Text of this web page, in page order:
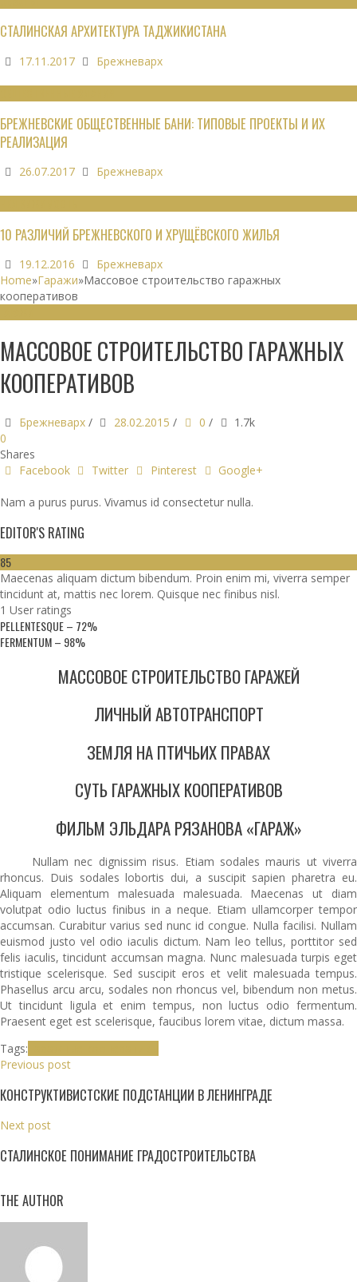
СТАЛИНСКАЯ АРХИТЕКТУРА ТАДЖИКИСТАНА
17.11.2017 Брежневарх
БРЕЖНЕВСКИЕ ОБЩЕСТВЕННЫЕ БАНИ: ТИПОВЫЕ ПРОЕКТЫ И ИХ
РЕАЛИЗАЦИЯ
26.07.2017 Брежневарх
10 РАЗЛИЧИЙ БРЕЖНЕВСКОГО И ХРУЩЁВСКОГО ЖИЛЬЯ
19.12.2016
Брежневарх
Home»Гаражи»Массовое строительство гаражных
кооперативов
МАССОВОЕ СТРОИТЕЛЬСТВО ГАРАЖНЫХ
КООПЕРАТИВОВ
Брежневарх / 28.02.2015 / 0 /
1.7k
0
Shares
Facebook
Twitter Pinterest Google+
Nam a purus purus. Vivamus id consectetur nulla.
EDITOR'S RATING
85
Maecenas aliquam dictum bibendum. Proin enim mi, viverra semper
tincidunt at, mattis nec lorem. Quisque nec finibus nisl.
1 User ratings
PELLENTESQUE– 72%
FERMENTUM– 98%
МАССОВОЕ СТРОИТЕЛЬСТВО ГАРАЖЕЙ
ЛИЧНЫЙ АВТОТРАНСПОРТ
ЗЕМЛЯ НА ПТИЧЬИХ ПРАВАХ
СУТЬ ГАРАЖНЫХ КООПЕРАТИВОВ
ФИЛЬМ ЭЛЬДАРА РЯЗАНОВА «ГАРАЖ»
Nullam nec dignissim risus. Etiam sodales mauris ut viverra
rhoncus. Duis sodales lobortis dui, a suscipit sapien pharetra eu.
Aliquam elementum malesuada malesuada. Maecenas ut diam
volutpat odio luctus finibus in a neque. Etiam ullamcorper tempor
accumsan. Curabitur varius sed nunc id congue. Nulla facilisi. Nullam
euismod justo vel odio iaculis dictum. Nam leo tellus, porttitor sed
felis iaculis, tincidunt accumsan magna. Nunc malesuada turpis eget
tristique scelerisque. Sed suscipit eros et velit malesuada tempus.
Phasellus arcu arcu, sodales non rhoncus vel, bibendum non metus.
Ut tincidunt ligula et enim tempus, non luctus odio fermentum.
Praesent eget est scelerisque, faucibus lorem vitae, dictum massa.
Tags:
Previous post
КОНСТРУКТИВИСТСКИЕ ПОДСТАНЦИИ В ЛЕНИНГРАДЕ
Next post
СТАЛИНСКОЕ ПОНИМАНИЕ ГРАДОСТРОИТЕЛЬСТВА
THE AUTHOR